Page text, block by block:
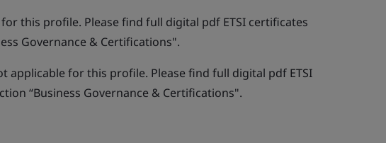
this profile. Please find full digital pdf ETSI certificates
Governance & Certifications".
applicable for this profile. Please find full digital pdf ETSI
“Business Governance & Certifications".